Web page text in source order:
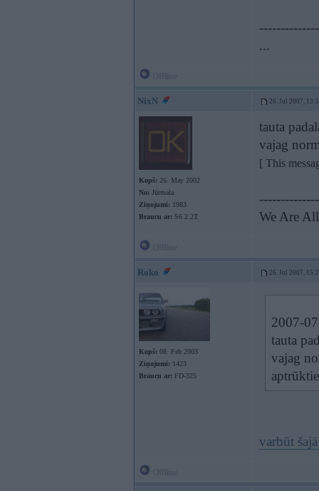
...
NixN 26. Jul 2007,
Kopš: 26. May 2002
No: Jūrmala
Ziņojumi: 1983
Braucu ar: S6 2.2T
tauta
vajag
[ This
We Are
Roko 26. Jul 2007,
Kopš: 08. Feb 2003
Ziņojumi: 1423
Braucu ar: FD-325
2007-
tauta
vajag
varbūt